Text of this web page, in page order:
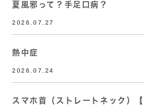
夏風邪って？手足口病？
2026.07.27
熱中症
2026.07.24
スマホ首（ストレートネック）